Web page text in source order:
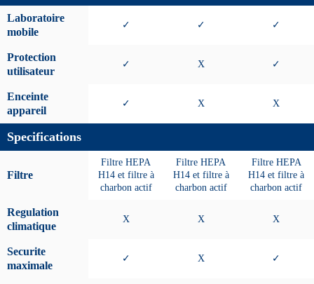
Laboratoire
mobile
✓ ✓ ✓
Protection
utilisateur
✓ X ✓
Enceinte
appareil
✓ X X
Specifications
Filtre
Filtre HEPA
H14 et filtre à
charbon actif
Filtre HEPA
H14 et filtre à
charbon actif
Filtre HEPA
H14 et filtre à
charbon actif
Regulation
climatique
X X X
Securite
maximale
✓ X ✓